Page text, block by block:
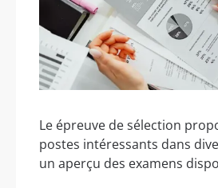
Le épreuve de sélection
postes intéressants dans
un aperçu des examens